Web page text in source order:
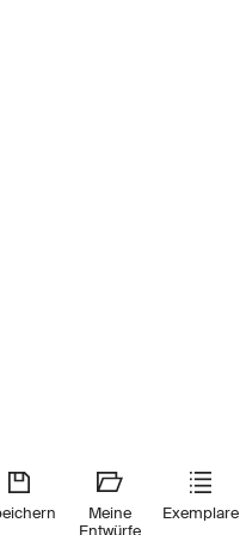
Meine
Entwürfe
Exemplare